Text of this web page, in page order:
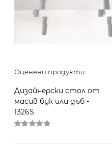
Оценени продукти
Дизайнерски стол от
масив бук или дъб -
1326S
на5.00от 5